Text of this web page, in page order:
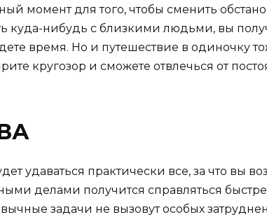
момент для того, чтобы сменить
куда-нибудь с близкими людьми, вы
время. Но и путешествие в одиночку
кругозор и сможете отвлечься от
удаваться практически все, за что вы
делами получится справляться
задачи не вызовут особых